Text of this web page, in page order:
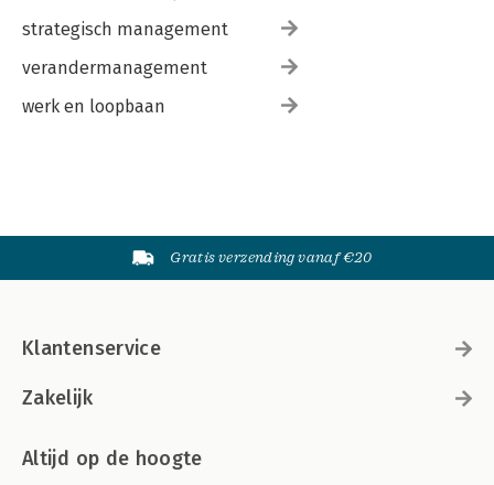
strategisch management
verandermanagement
werk en loopbaan
Gratis verzending vanaf €20
Klantenservice
Zakelijk
Altijd op de hoogte